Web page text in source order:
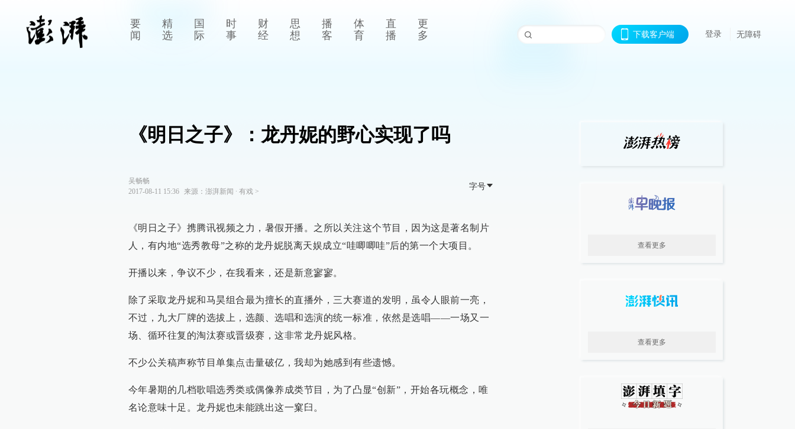
要
闻
精
选
国
际
时
事
财
经
思
想
播
客
体
育
直
播
更
多
下载客户端 登录 无障碍
《明日之子》：龙丹妮的野心实现了吗
吴畅畅
2017-08-11 15:36
来源： 澎湃新闻 ∙ 有戏>
字号
《明日之子》携腾讯视频之力，暑假开播。之所以关注这个节目，因为这是著名制片
人，有内地“选秀教母”之称的龙丹妮脱离天娱成立“哇唧唧哇”后的第一个大项目。
开播以来，争议不少，在我看来，还是新意寥寥。
除了采取龙丹妮和马昊组合最为擅长的直播外，三大赛道的发明，虽令人眼前一亮，
不过，九大厂牌的选拔上，选颜、选唱和选演的统一标准，依然是选唱——一场又一
场、循环往复的淘汰赛或晋级赛，这非常龙丹妮风格。
不少公关稿声称节目单集点击量破亿，我却为她感到有些遗憾。
今年暑期的几档歌唱选秀类或偶像养成类节目，为了凸显“创新”，开始各玩概念，唯
名论意味十足。龙丹妮也未能跳出这一窠臼。
查看更多
查看更多